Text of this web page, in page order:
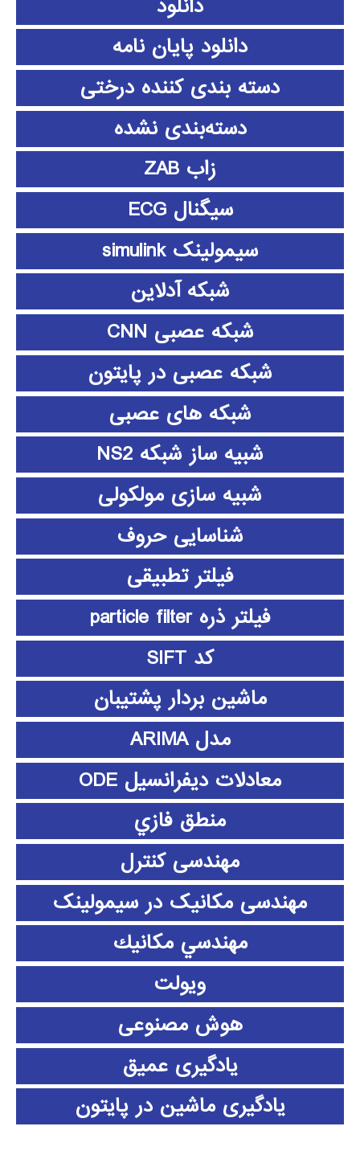
دانلود
دانلود پايان نامه
دسته بندی کننده درختی
دسته‌بندی نشده
زاب ZAB
سیگنال ECG
سیمولینک simulink
شبکه آدلاین
شبکه عصبی CNN
شبکه عصبی در پایتون
شبکه های عصبی
شبیه ساز شبکه NS2
شبیه سازی مولکولی
شناسایی حروف
فیلتر تطبیقی
فیلتر ذره particle filter
کد SIFT
ماشین بردار پشتیبان
مدل ARIMA
معادلات دیفرانسیل ODE
منطق فازي
مهندسی کنترل
مهندسی مکانیک در سیمولینک
مهندسي مكانيك
ویولت
هوش مصنوعی
یادگیری عمیق
یادگیری ماشین در پایتون